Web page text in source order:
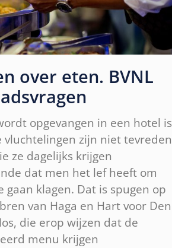
over eten. BVNL
opgevangen in een hotel is
vluchtelingen zijn niet tevreden
ze dagelijks krijgen
dat men het lef heeft om
klagen. Dat is spugen op
van Haga en Hart voor Den
die erop wijzen dat de
menu krijgen